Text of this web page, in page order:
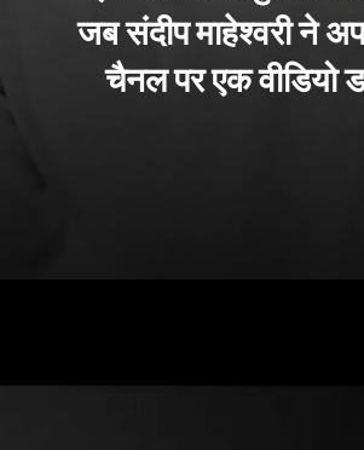
जब संदीप माहेश्वरी ने
चैनल पर एक वीडियो